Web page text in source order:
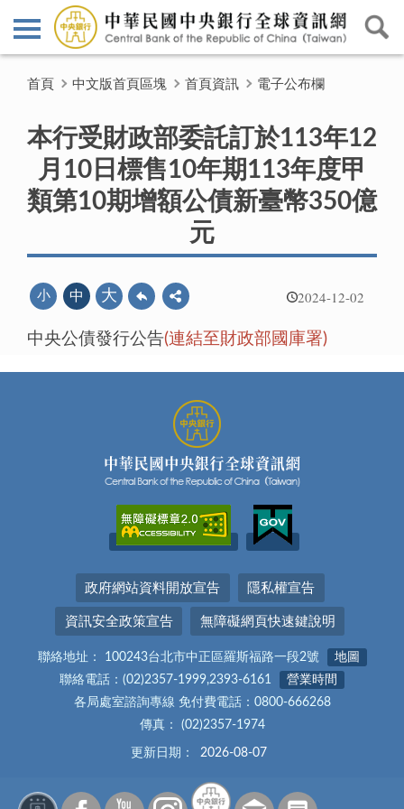
首頁 中文版首頁區塊 首頁資訊 電子公布欄
本行受財政部委託訂於113年12
月10日標售10年期113年度甲
類第10期增額公債新臺幣350億
元
2024-12-02
小 中 大
中央公債發行公告(連結至財政部國庫署)
政府網站資料開放宣告 隱私權宣告
資訊安全政策宣告 無障礙網頁快速鍵說明
聯絡地址： 100243台北市中正區羅斯福路一段2號
地圖
聯絡電話：(02)2357-1999,2393-6161
營業時間
各局處室諮詢專線 免付費電話：0800-666268
傳真： (02)2357-1974
更新日期： 2026-08-07